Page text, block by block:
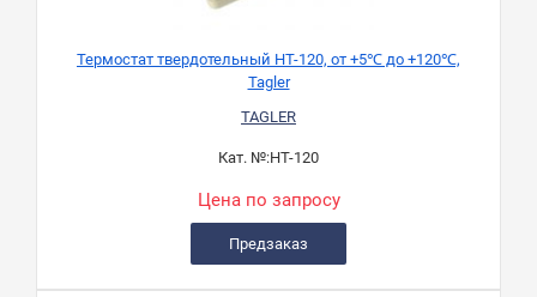
Термостат твердотельный HT-120, от +5℃ до +120℃,
Tagler
TAGLER
Кат. №:HT-120
Цена по запросу
Предзаказ